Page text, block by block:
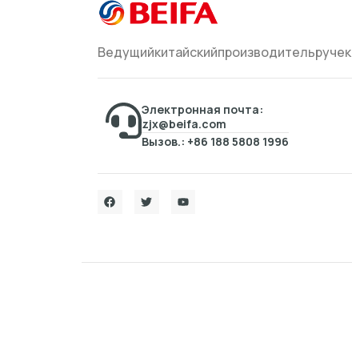
Ведущийкитайскийпроизводительручек
Электронная почта:
zjx@beifa.com
Вызов.: +86 188 5808 1996